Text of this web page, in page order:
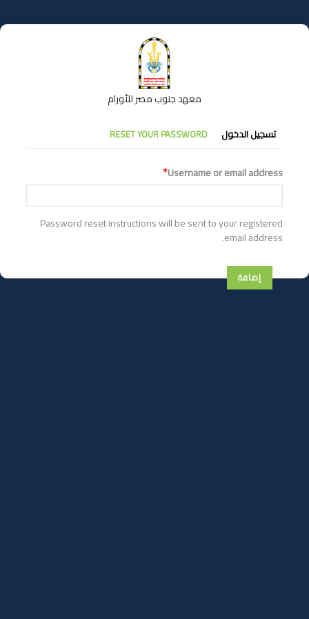
إلى
المحتوى
معهد جنوب مصر للأورام
التبويبات
الأساسية
تسجيل الدخول RESET YOUR PASSWORD
Username or email address
Password reset instructions will be sent to your registered
email address.